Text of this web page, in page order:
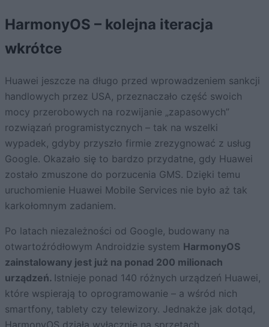
HarmonyOS – kolejna iteracja
wkrótce
Huawei jeszcze na długo przed wprowadzeniem sankcji
handlowych przez USA, przeznaczało część swoich
mocy przerobowych na rozwijanie „zapasowych”
rozwiązań programistycznych – tak na wszelki
wypadek, gdyby przyszło firmie zrezygnować z usług
Google. Okazało się to bardzo przydatne, gdy Huawei
zostało zmuszone do porzucenia GMS. Dzięki temu
uruchomienie Huawei Mobile Services nie było aż tak
karkołomnym zadaniem.
Po latach niezależności od Google, budowany na
otwartoźródłowym Androidzie system HarmonyOS
zainstalowany jest już na ponad 200 milionach
urządzeń. Istnieje ponad 140 różnych urządzeń Huawei,
które wspierają to oprogramowanie – a wśród nich
smartfony, tablety czy telewizory. Jednakże jak dotąd,
HarmonyOS działa wyłącznie na sprzętach